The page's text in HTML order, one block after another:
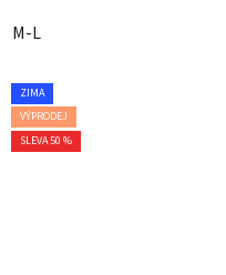
M-L
ZIMA
VÝPRODEJ
SLEVA 50 %